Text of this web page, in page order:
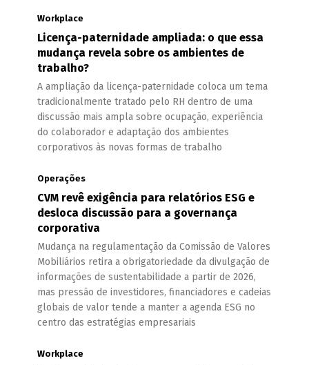
Workplace
Licença-paternidade ampliada: o que essa
mudança revela sobre os ambientes de
trabalho?
A ampliação da licença-paternidade coloca um tema
tradicionalmente tratado pelo RH dentro de uma
discussão mais ampla sobre ocupação, experiência
do colaborador e adaptação dos ambientes
corporativos às novas formas de trabalho
Operações
CVM revê exigência para relatórios ESG e
desloca discussão para a governança
corporativa
Mudança na regulamentação da Comissão de Valores
Mobiliários retira a obrigatoriedade da divulgação de
informações de sustentabilidade a partir de 2026,
mas pressão de investidores, financiadores e cadeias
globais de valor tende a manter a agenda ESG no
centro das estratégias empresariais
Workplace